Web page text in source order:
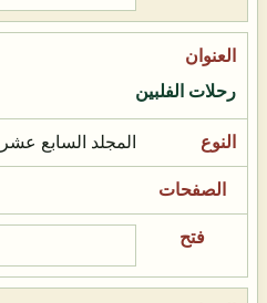
رحلات الفلبين
المجلد السابع عشر